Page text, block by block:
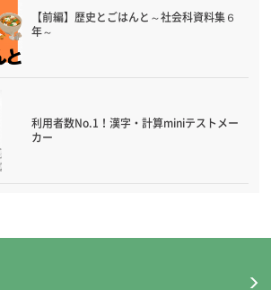
【前編】歴史とごはんと～社会科資料集６
年～
利用者数No.1！漢字・計算miniテストメー
カー